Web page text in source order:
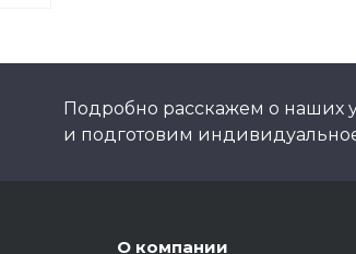
Подробно расскажем о наших
и подготовим
О компании